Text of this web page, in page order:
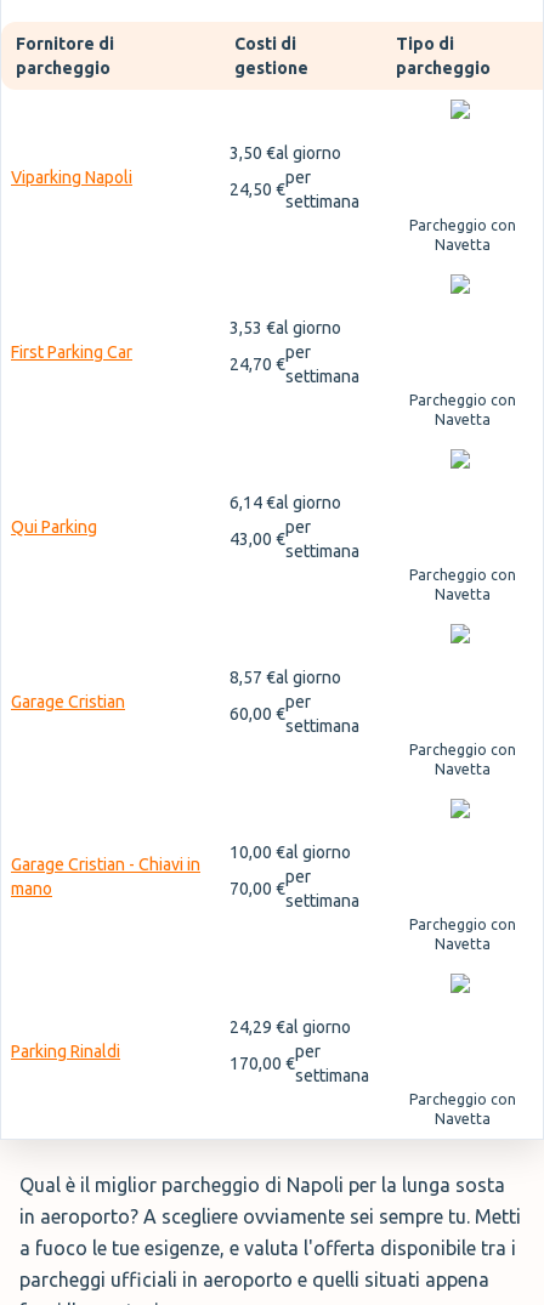
Fornitore di
parcheggio
Costi di
gestione
Tipo di
parcheggio
Viparking Napoli
3,50 €al giorno
24,50 €
per
settimana
Parcheggio con
Navetta
First Parking Car
3,53 €al giorno
24,70 €
per
settimana
Parcheggio con
Navetta
Qui Parking
6,14 €al giorno
43,00 €
per
settimana
Parcheggio con
Navetta
Garage Cristian
8,57 €al giorno
60,00 €
per
settimana
Parcheggio con
Navetta
Garage Cristian - Chiavi in
mano
10,00 €al giorno
70,00 €
per
settimana
Parcheggio con
Navetta
Parking Rinaldi
24,29 €al giorno
170,00 €
per
settimana
Parcheggio con
Navetta
Qual è il miglior parcheggio di Napoli per la lunga sosta
in aeroporto? A scegliere ovviamente sei sempre tu. Metti
a fuoco le tue esigenze, e valuta l'offerta disponibile tra i
parcheggi ufficiali in aeroporto e quelli situati appena